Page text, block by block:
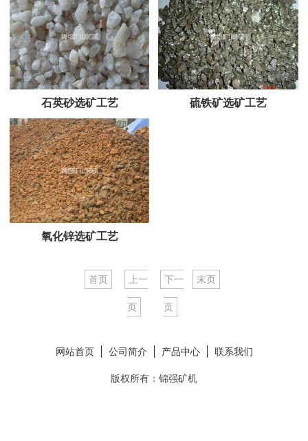
石英砂选矿工艺 硫铁矿选矿工艺
氧化锌选矿工艺
首页 上一
页
下一
页
末页
网站首页 公司简介 产品中心 联系我们
版权所有：锦强矿机